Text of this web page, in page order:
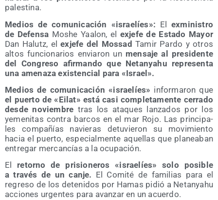
palestina.
Medios de comu­ni­ca­ción «israe­líes»: El exmi­nis­tro
de Defen­sa Moshe Yaa­lon, el exje­fe de Esta­do Mayor
Dan Halutz, elexje­fe del Mos­sad Tamir Par­do y otros
altos fun­cio­na­rios envia­ron un men­sa­je al pre­si­den­te
del Con­gre­so afir­man­do que Netan­yahu repre­sen­ta
una ame­na­za exis­ten­cial para «Israel».
Medios de comu­ni­ca­ción «israe­líes» infor­ma­ron que
el puer­to de «Eilat» está casi com­ple­ta­men­te cerra­do
des­de noviem­bre tras los ata­ques lan­za­dos por los
yeme­ni­tas con­tra bar­cos en el mar Rojo. Las prin­ci­pa­
les com­pa­ñías navie­ras detu­vie­ron su movi­mien­to
hacia el puer­to, espe­cial­men­te aque­llas que pla­nea­ban
entre­gar mer­can­cías a la ocupación.
El retorno de pri­sio­ne­ros «israe­líes» solo posi­ble
a tra­vés de un can­je. El Comi­té de fami­lias para el
regre­so de los dete­ni­dos por Hamas pidió a Netan­yahu
accio­nes urgen­tes para avan­zar en un acuerdo.